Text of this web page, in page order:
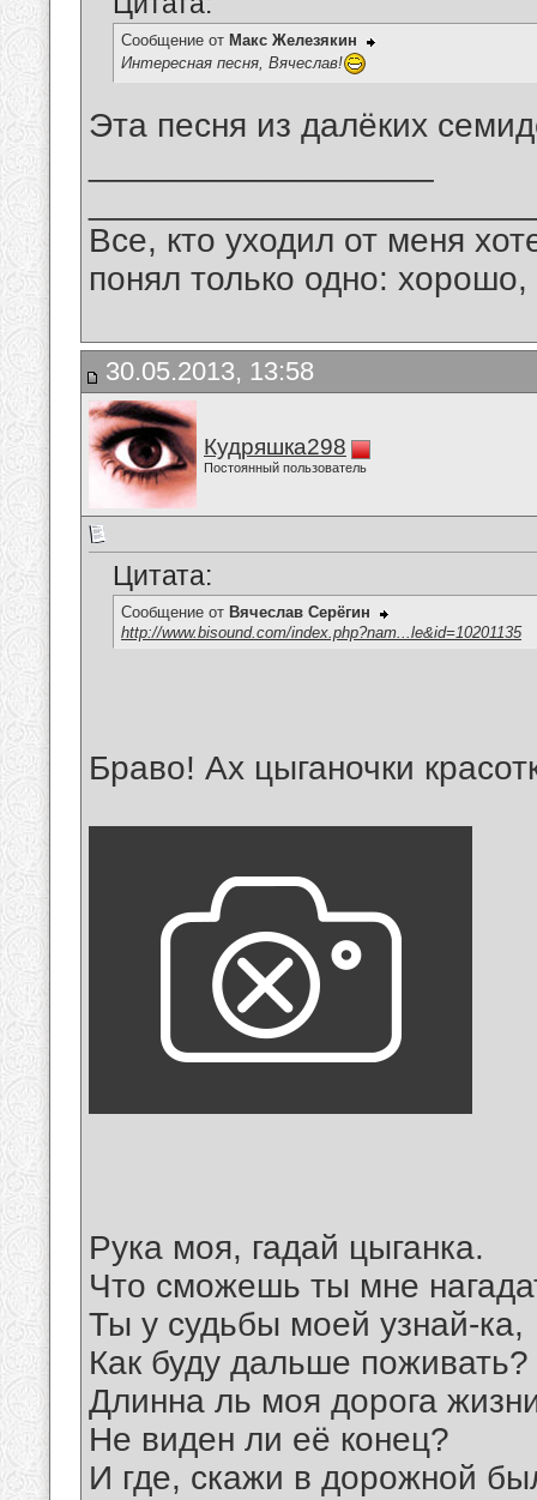
Сообщение от Макс Железякин
Интересная песня, Вячеслав!
Эта песня из далёких
Все, кто уходил от меня
понял только одно:
30.05.2013, 13:58
Кудряшка298
Постоянный пользователь
Цитата:
Сообщение от Вячеслав Серёгин
http://www.bisound.com/index.php?nam...le&id=10201135
Браво! Ах цыганочки
Рука моя, гадай цыганка.
Что сможешь ты мне
Ты у судьбы моей узнай-ка,
Как буду дальше поживать?
Длинна ль моя дорога
Не виден ли её конец?
И где, скажи в дорожной